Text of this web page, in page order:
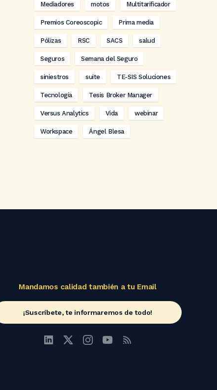
Mediadores motos Multitarificador
Premios Coreoscopic Prima media
Pólizas RSC SACS salud
Seguros Semana del Seguro
siniestros suite TE-SIS Soluciones
Tecnología Tesis Broker Manager
Versus Analytics Vida webinar
Workspace Ángel Blesa
Mandamos calidad también a tu Email
¡Suscríbete, te informaremos de todo!